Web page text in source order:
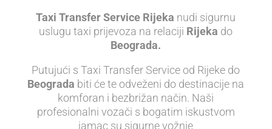
Taxi Transfer Service Rijeka nudi sigurnu
uslugu taxi prijevoza na relaciji Rijeka do
Beograda.
Putujući s Taxi Transfer Service od Rijeke do
Beograda biti će te odveženi do destinacije na
komforan i bezbrižan način. Naši
profesionalni vozači s bogatim iskustvom
jamac su sigurne vožnje